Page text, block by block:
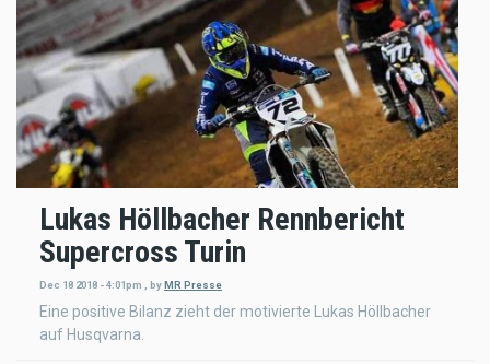
Lukas Höllbacher Rennbericht
Supercross Turin
Dec 18 2018 - 4:01pm byMR Presse
Eine positive Bilanz zieht der motivierte Lukas Höllbacher
auf Husqvarna.